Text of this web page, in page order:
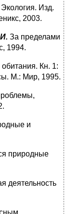
Экология. Изд.
2003.
За пределами
1994.
Кн. 1:
М.: Мир, 1995.
и
природные
деятельность